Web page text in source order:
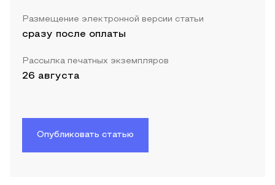
Размещение электронной версии статьи
сразу после оплаты
Рассылка печатных экземпляров
26 августа
Опубликовать статью